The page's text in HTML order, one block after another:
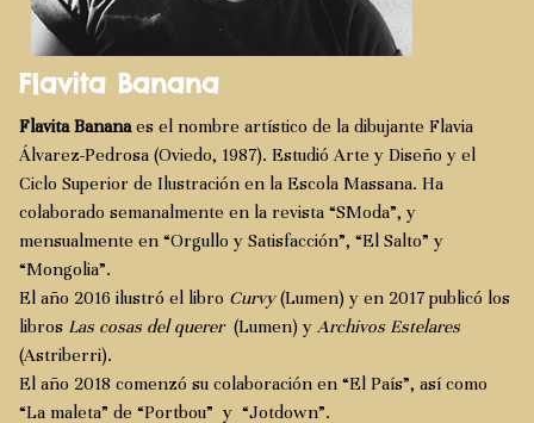
Flavita Banana
Flavita Bananaes el nombre artístico de la dibujante Flavia
Álvarez-Pedrosa (Oviedo, 1987). Estudió Arte y Diseño y el
Ciclo Superior de Ilustración en la Escola Massana. Ha
colaborado semanalmente en la revista “SModa”, y
mensualmente en “Orgullo y Satisfacción”, “El Salto” y
“Mongolia”.
El año 2016 ilustró el libro Curvy(Lumen) y en 2017 publicó los
libros Las cosas del querer (Lumen) yArchivos Estelares
(Astriberri).
El año 2018 comenzó su colaboración en “El País”, así como
“La maleta” de “Portbou” y “Jotdown”.